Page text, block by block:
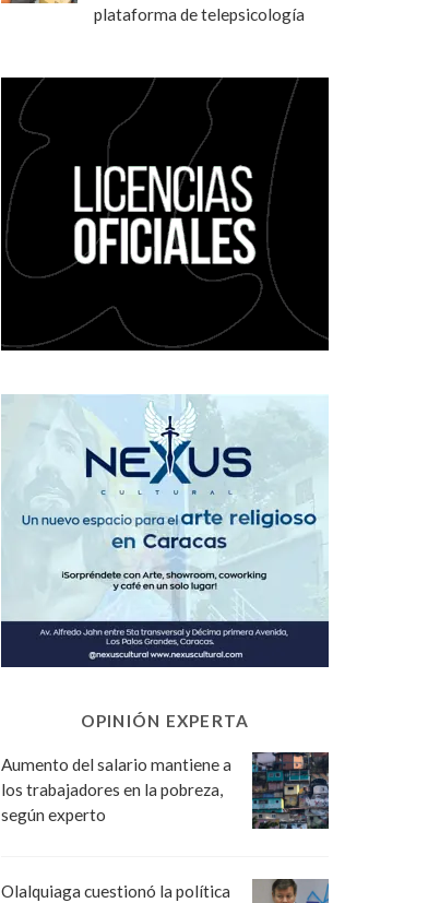
plataforma de telepsicología
OPINIÓN EXPERTA
Aumento del salario mantiene a
los trabajadores en la pobreza,
según experto
Olalquiaga cuestionó la política